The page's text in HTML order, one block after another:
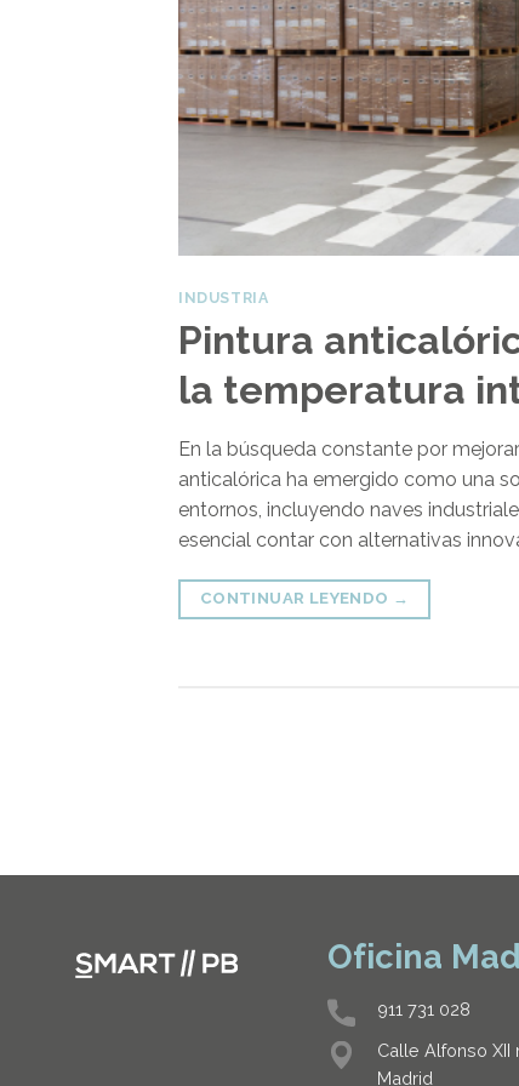
INDUSTRIA
Pintura
la temperatura
En la búsqueda constante por
anticalórica ha emergido como una
entornos, incluyendo naves
esencial contar con alternativas
CONTINUAR LEYENDO →
Oficina
911 731 028
Calle Alfonso XII
Madrid